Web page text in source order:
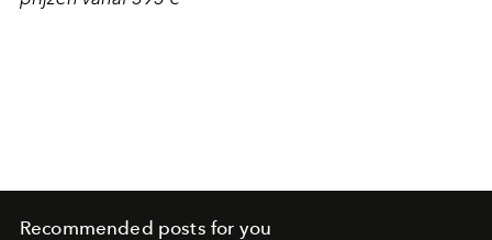
Recommended posts for you